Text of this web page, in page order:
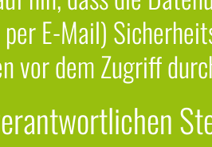
E-Mail)
vor dem Zugriff